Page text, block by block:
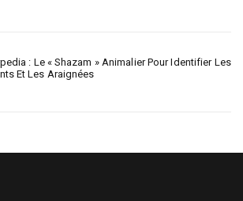
: Le « Shazam » Animalier Pour Identifier Les
Et Les Araignées